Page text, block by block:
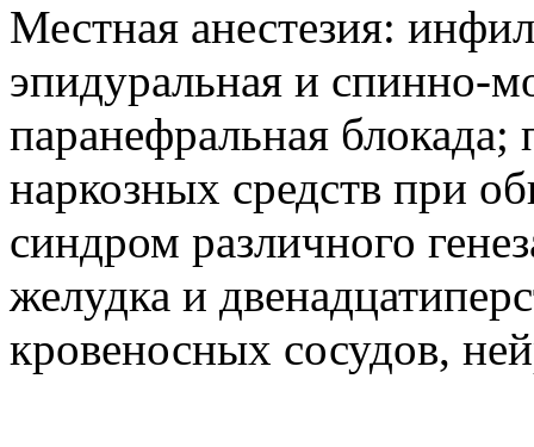
Местная анестезия:
эпидуральная и спинно-
паранефральная блокада;
наркозных средств при
синдром различного
желудка и
кровеносных сосудов,